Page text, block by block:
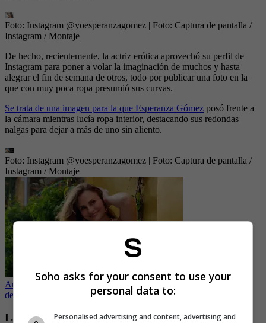
Foto: Instagram @yoesperanzagomez | Foto: Captura de pantalla /
Instagram / Montaje
De hecho, recientemente, la actriz erótica aprovechó su perfil de
Instagram para poner a volar la imaginación de muchos y hasta
alegrar el fin de semana de otros, todo por publicar una foto en la
que con muy poca ropa presumió sus curvas.
Se trata de una imagen para la que Esperanza Gómez posó frente a
la cámara mientras lucía ropa interior, destacando sus redondas
nalgas para dejar a más de uno sin aliento.
Foto: Instagram @yoesperanzagomez | Foto: Captura de pantalla /
Instagram / Montaje
Aura Cristina enfocó su delantera en top con transparencias para
dejar a más de uno suspirando
La razón por la que Esperanza Gómez no quiso
Soho asks for your consent to use your
personal data to:
Personalised advertising and content, advertising and